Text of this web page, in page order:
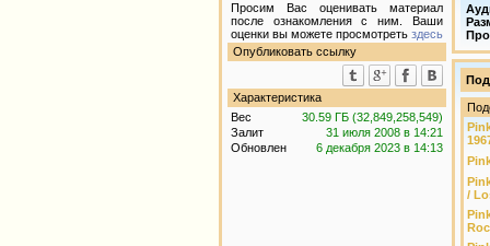
Просим Вас оценивать материал
после ознакомления с ним. Ваши
оценки вы можете просмотреть здесь
Опубликовать ссылку
Характеристика
Вес
30.59 ГБ (32,849,258,549)
Залит
31 июля 2008 в 14:21
Обновлен
6 декабря 2023 в 14:13
/